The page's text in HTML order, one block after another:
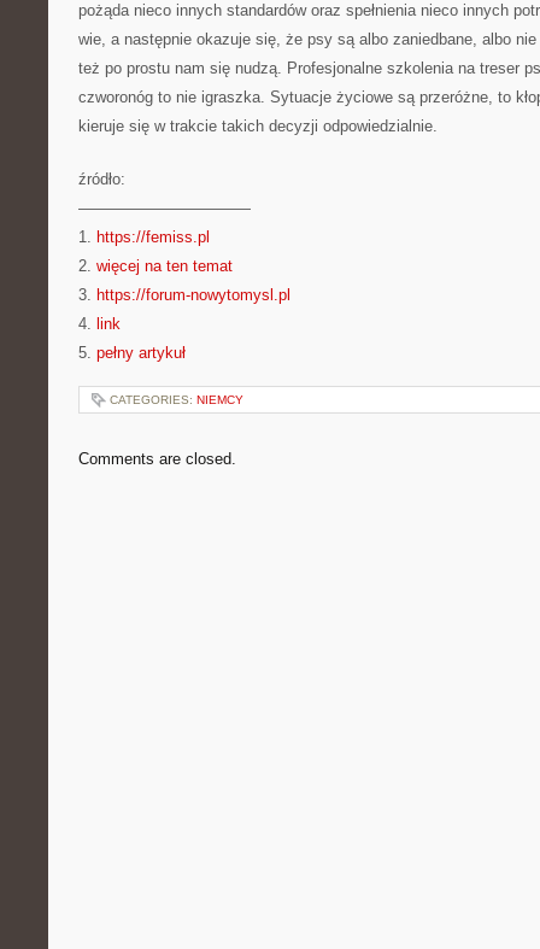
pożąda nieco innych standardów oraz spełnienia nieco innych
wie, a następnie okazuje się, że psy są albo zaniedbane, albo
też po prostu nam się nudzą. Profesjonalne szkolenia na treser
czworonóg to nie igraszka. Sytuacje życiowe są przeróżne, to
kieruje się w trakcie takich decyzji odpowiedzialnie.
źródło:
———————————
1. https://femiss.pl
2. więcej na ten temat
3. https://forum-nowytomysl.pl
4. link
5. pełny artykuł
CATEGORIES: NIEMCY
Comments are closed.